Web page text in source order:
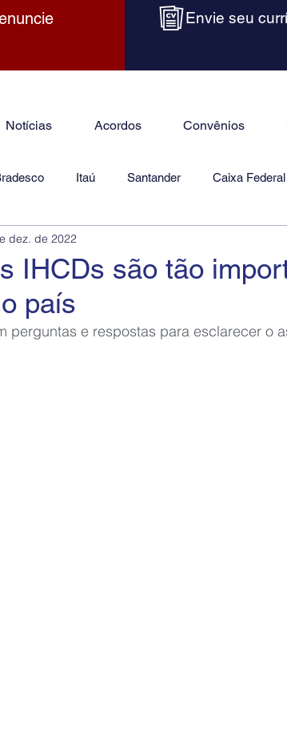
Envie seu
Notícias Acordos Convênios
Itaú Santander Caixa Federal
IHCDs são tão
país
dez. de 2022
perguntas e respostas para esclarecer o